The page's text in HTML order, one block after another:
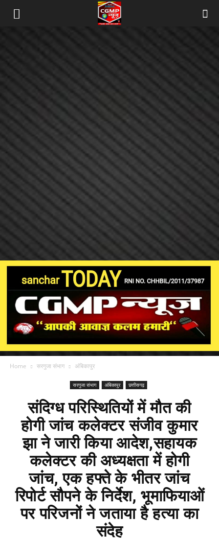
Home सरगुजा संभाग अंबिकापुर
सरगुजा संभाग अंबिकापुर छत्तीसगढ़
संदिग्ध परिस्थितियों में मौत की
होगी जांच कलेक्टर संजीव कुमार
झा ने जारी किया आदेश,सहायक
कलेक्टर की अध्यक्षता में होगी
जांच, एक हफ्ते के भीतर जांच
रिपोर्ट सौपने के निर्देश, भूमाफियाओं
पर परिजनों ने जताया है हत्या का
संदेह